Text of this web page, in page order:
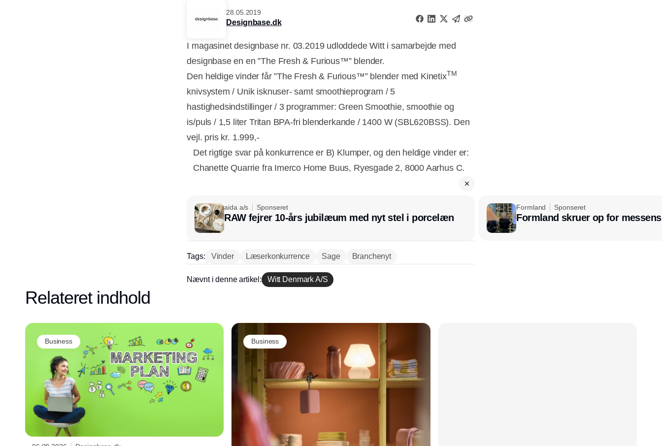
28.05.2019
Designbase.dk
I magasinet designbase nr. 03.2019 udloddede Witt i samarbejde med
designbase en en ”The Fresh & Furious™” blender.
Den heldige vinder får ”The Fresh & Furious™” blender med KinetixTM
knivsystem / Unik isknuser- samt smoothieprogram / 5
hastighedsindstillinger / 3 programmer: Green Smoothie, smoothie og
is/puls / 1,5 liter Tritan BPA-fri blenderkande / 1400 W (SBL620BSS). Den
vejl. pris kr. 1.999,-
Det rigtige svar på konkurrence er B) Klumper, og den heldige vinder er:
Chanette Quarrie fra Imerco Home Buus, Ryesgade 2, 8000 Aarhus C.
aida a/s Sponseret
RAW fejrer 10-års jubilæum med nyt stel i porcelæn
Formland Sponseret
Formland skruer op for
Tags: Vinder Læserkonkurrence Sage Branchenyt
Nævnt i denne artikel: Witt Denmark A/S
Relateret indhold
Business Business